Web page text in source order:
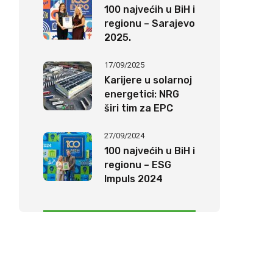
20%
100 najvećih u BiH i
regionu – Sarajevo
2025.
17/09/2025
Karijere u solarnoj
energetici: NRG
širi tim za EPC
27/09/2024
100 najvećih u BiH i
regionu – ESG
Impuls 2024